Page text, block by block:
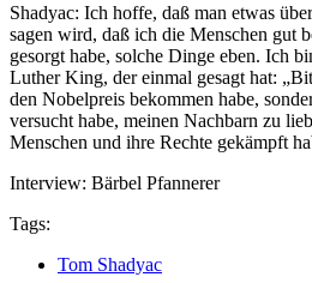
Shadyac: Ich hoffe, daß man etwas
sagen wird, daß ich die Menschen gut
gesorgt habe, solche Dinge eben. Ich
Luther King, der einmal gesagt hat:
den Nobelpreis bekommen habe,
versucht habe, meinen Nachbarn zu
Menschen und ihre Rechte gekämpft
Interview: Bärbel Pfannerer
Tags:
Tom Shadyac